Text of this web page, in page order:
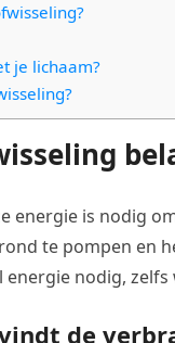
je lichaam?
energie is nodig
te pompen en
energie nodig,
de